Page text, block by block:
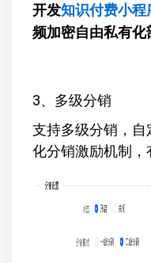
开发知识付费小程
频加密自由私有化
3、多级分销
支持多级分销，
化分销激励机制